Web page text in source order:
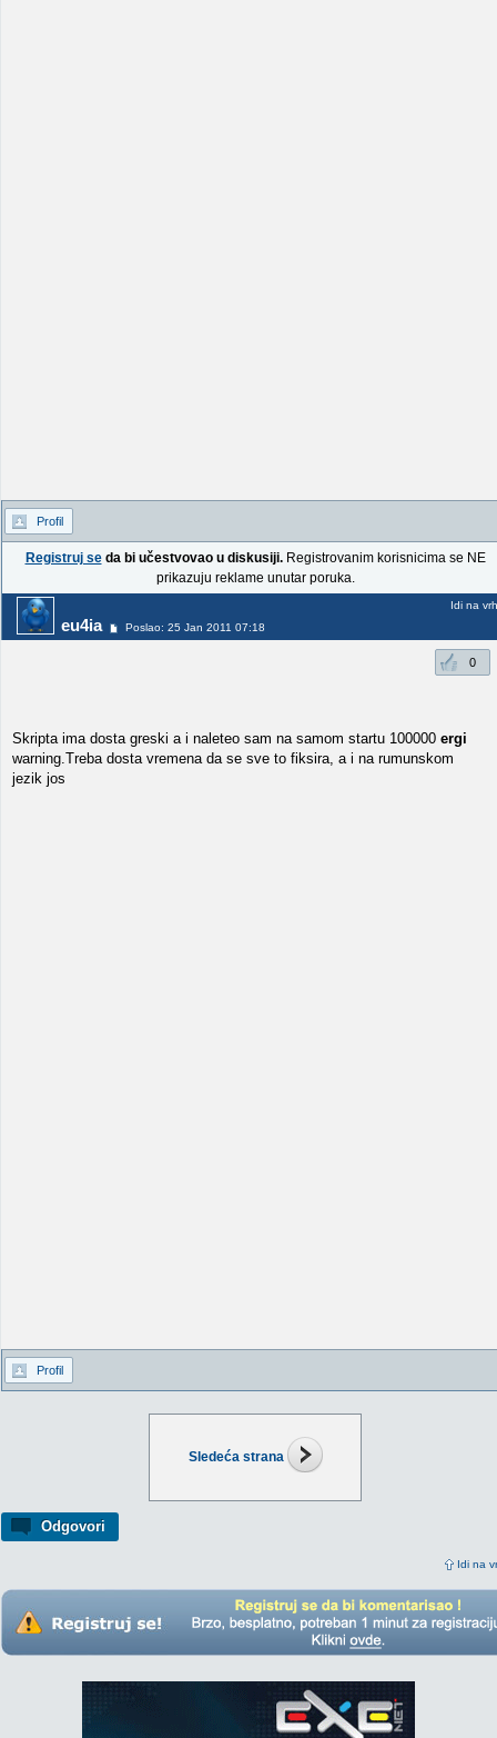
Sledeća strana
Odgovori
Idi na
Profil
Registruj seda bi učestvovao u diskusiji.Registrovanim korisnicima se NE
prikazuju reklame unutar poruka.
eu4ia Poslao: 25 Jan 2011 07:18
Idi na vrh
0
Skripta ima dosta greski a i naleteo sam na samom startu 100000 ergi
warning.Treba dosta vremena da se sve to fiksira, a i na rumunskom
jezik jos
Profil